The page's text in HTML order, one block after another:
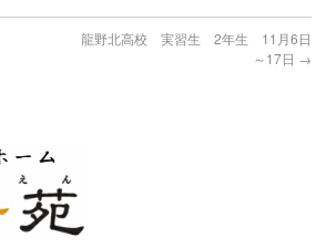
龍野北高校 実習生 2年生 11月6日
～17日 →